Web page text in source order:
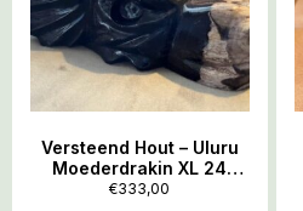
Versteend Hout – Uluru
Moederdrakin XL 24
(17x10x8 cm – 1212 gr):
€333,00